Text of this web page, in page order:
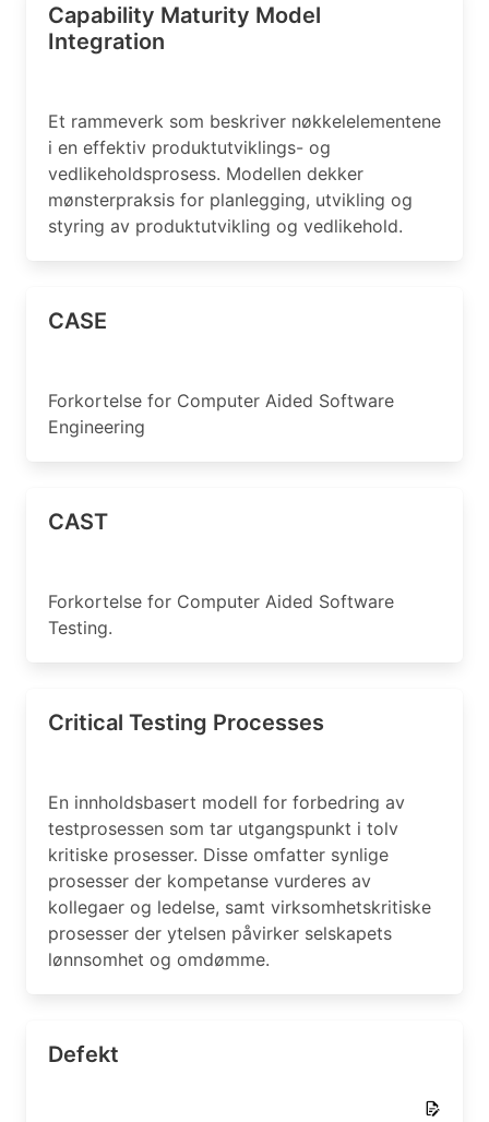
Capability Maturity Model
Integration
Et rammeverk som beskriver nøkkelelementene
i en effektiv produktutviklings- og
vedlikeholdsprosess. Modellen dekker
mønsterpraksis for planlegging, utvikling og
styring av produktutvikling og vedlikehold.
CASE
Forkortelse for Computer Aided Software
Engineering
CAST
Forkortelse for Computer Aided Software
Testing.
Critical Testing Processes
En innholdsbasert modell for forbedring av
testprosessen som tar utgangspunkt i tolv
kritiske prosesser. Disse omfatter synlige
prosesser der kompetanse vurderes av
kollegaer og ledelse, samt virksomhetskritiske
prosesser der ytelsen påvirker selskapets
lønnsomhet og omdømme.
Defekt